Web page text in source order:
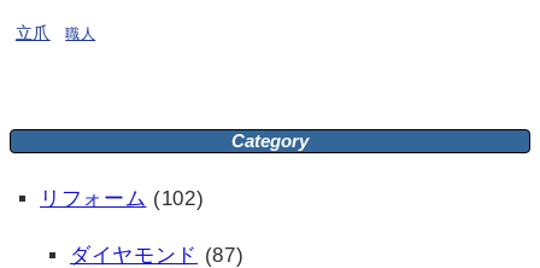
立爪 職人
Category
リフォーム (102)
ダイヤモンド (87)